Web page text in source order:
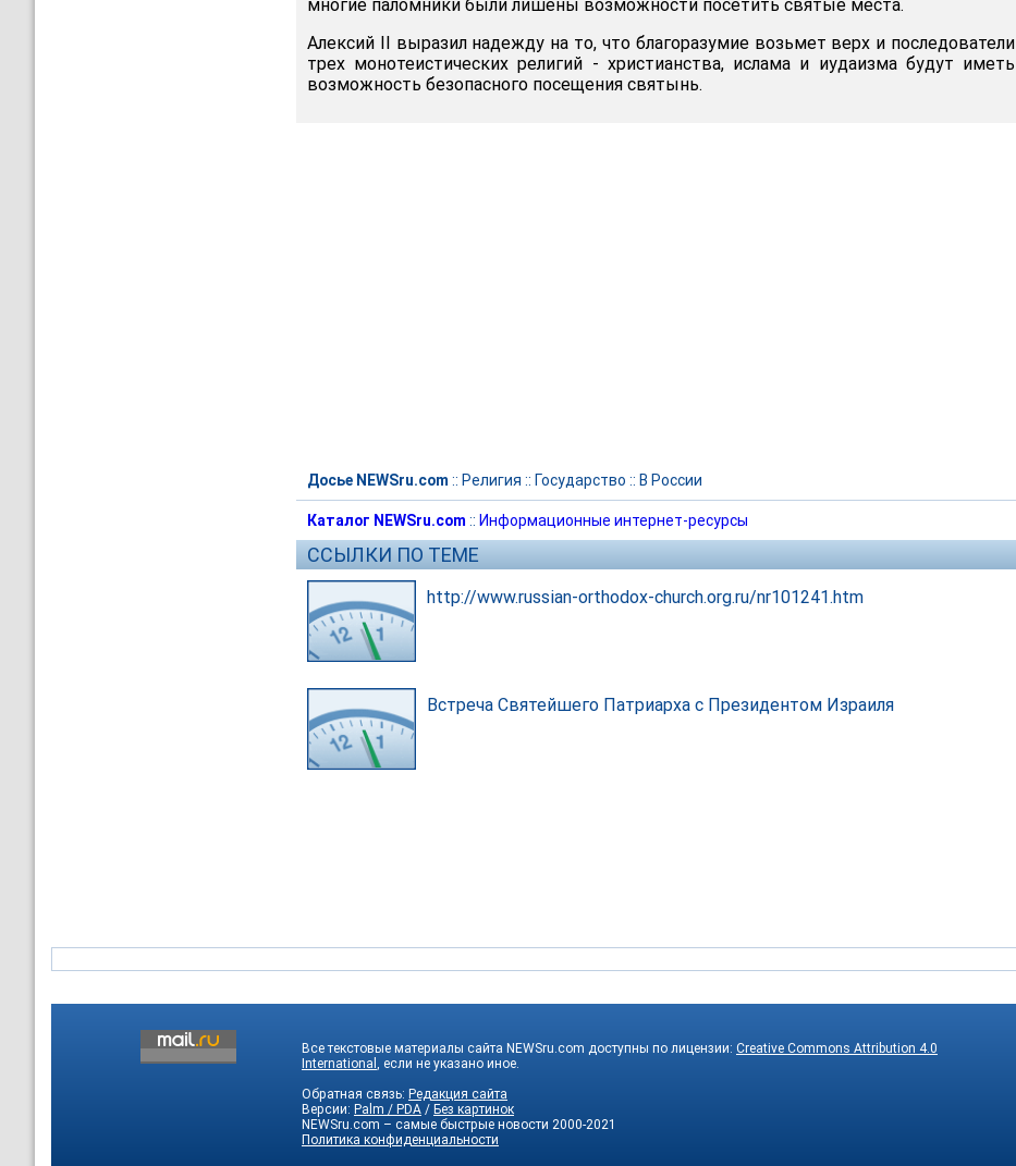
многие паломники были лишены возможности посетить святые места.
Алексий II выразил надежду на то, что благоразумие возьмет верх и последователи
трех монотеистических религий - христианства, ислама и иудаизма будут иметь
возможность безопасного посещения святынь.
Досье NEWSru.com :: Религия :: Государство :: В России
Каталог NEWSru.com :: Информационные интернет-ресурсы
ССЫЛКИ ПО ТЕМЕ
http://www.russian-orthodox-church.org.ru/nr101241.htm
Встреча Святейшего Патриарха с Президентом Израиля
Все текстовые материалы сайта NEWSru.com доступны по лицензии: Creative Commons Attribution 4.0
International , если не указано иное.
Обратная связь: Редакция сайта
Версии: Palm / PDA / Без картинок
NEWSru.com – самые быстрые новости 2000-2021
Политика конфиденциальности